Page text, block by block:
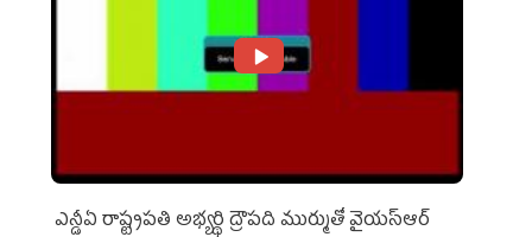
ఎన్డీఏ రాష్ట్ర‌ప‌తి అభ్య‌ర్థి ద్రౌప‌ది ముర్ముతో వైయ‌స్ఆర్